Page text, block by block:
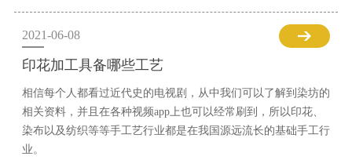
2021-06-08
印花加工具备哪些工艺
相信每个人都看过近代史的电视剧，从中我们可以了解到染坊的
相关资料，并且在各种视频app上也可以经常刷到，所以印花、
染布以及纺织等等手工艺行业都是在我国源远流长的基础手工行
业。